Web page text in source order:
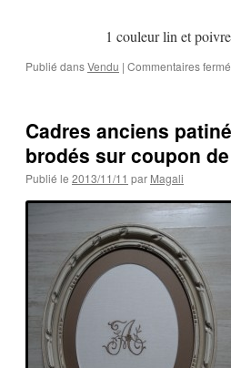
1 couleur lin et
Publié dansVendu | Commentaires
Cadres anciens
brodés sur coupon
Publié le 2013/11/11 par Magali